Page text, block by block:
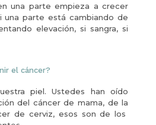
una parte empieza a crecer
una parte está cambiando de
elevación, si sangra, si
el cáncer?
piel. Ustedes han oído
del cáncer de mama, de la
de cerviz, esos son de los